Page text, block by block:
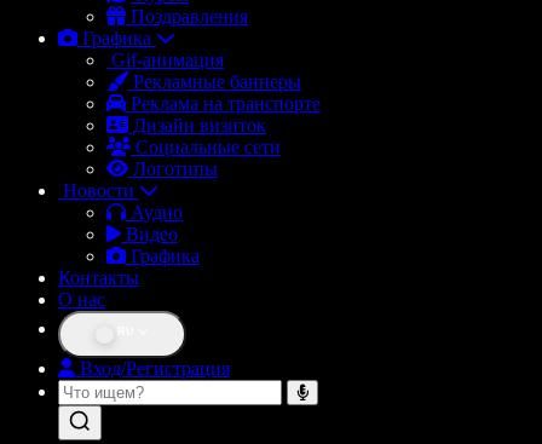
Поздравления
Графика
Gif-анимация
Рекламные баннеры
Реклама на транспорте
Дизайн визиток
Социальные сети
Логотипы
Новости
Аудио
Видео
Графика
Контакты
О нас
Вход/Регистрация